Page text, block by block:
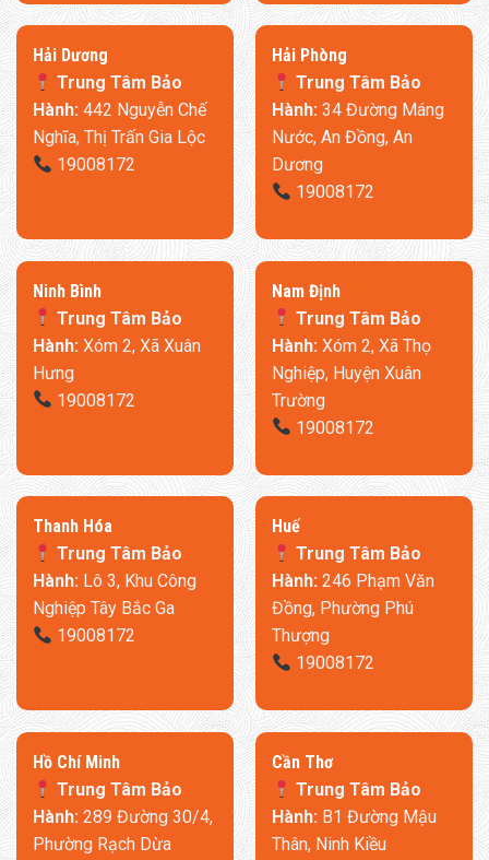
Trang bị thêm động cơ nâng thắt lưng tới 10cm làm giảm các
triệu chứng đau lưng
Động cơ cải tiến đột phá ở thanh ngang của Giường Điện
Thông Minh Milan Pro Max 8H. Giúp nâng đỡ eo có thể nâng
linh hoạt từ 0-90 độ. Nâng đỡ thắt lưng tối đa đến 10cm, đáp
ứng các nhu cầu nâng eo khác nhau. Giúp thư giản, giảm bớt
áp lực lên vùng eo tối đa.
Độ cong giường mô phỏng theo độ cong của cột sống
giúp giảm đau nhức và sưng tấy.
Giải phóng áp lực vùng thắt lưng
Hỗ trợ điều chỉnh chiều cao nâng eo vật lý 0-10cm
​Hải Dương
Trung Tâm Bảo
Hành:442 Nguyễn Chế
Nghĩa, Thị Trấn Gia Lộc
19008172
​Hải Phòng
Trung Tâm Bảo
Hành:34 Đường Máng
Nước, An Đồng, An
Dương
19008172
Ninh Bình
Trung Tâm Bảo
Hành:Xóm 2, Xã Xuân
Hưng
19008172
​Nam Định
Trung Tâm Bảo
Hành:Xóm 2, Xã Thọ
Nghiệp, Huyện Xuân
Trường
19008172
Thanh Hóa
Trung Tâm Bảo
Hành:Lô 3, Khu Công
Nghiệp Tây Bắc Ga
19008172
​Huế
Trung Tâm Bảo
Hành:246 Phạm Văn
Đồng, Phường Phú
Thượng
19008172
​Hồ Chí Minh
Trung Tâm Bảo
Hành:289 Đường 30/4,
Phường Rạch Dừa
Cần Thơ
Trung Tâm Bảo
Hành:B1 Đường Mậu
Thân, Ninh Kiều